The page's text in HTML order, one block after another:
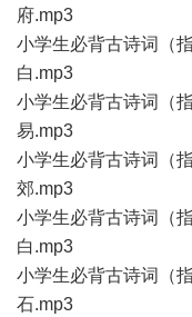
府.mp3
小学生必背古诗词（
白.mp3
小学生必背古诗词（
易.mp3
小学生必背古诗词（
郊.mp3
小学生必背古诗词（
白.mp3
小学生必背古诗词（
石.mp3